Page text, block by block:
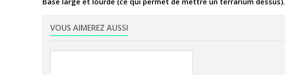
VOUS AIMEREZ AUSSI